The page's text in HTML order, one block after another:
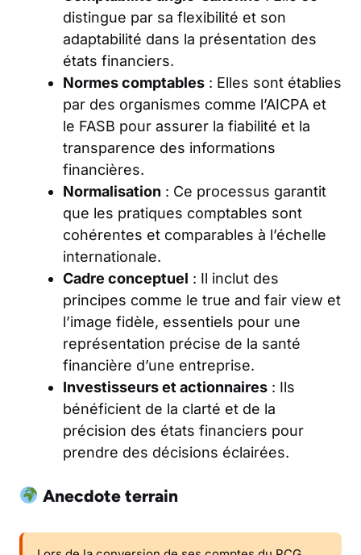
distingue par sa flexibilité et son
adaptabilité dans la présentation des
états financiers.
Normes comptables : Elles sont établies
par des organismes comme l’AICPA et
le FASB pour assurer la fiabilité et la
transparence des informations
financières.
Normalisation : Ce processus garantit
que les pratiques comptables sont
cohérentes et comparables à l’échelle
internationale.
Cadre conceptuel : Il inclut des
principes comme le true and fair view et
l’image fidèle, essentiels pour une
représentation précise de la santé
financière d’une entreprise.
Investisseurs et actionnaires : Ils
bénéficient de la clarté et de la
précision des états financiers pour
prendre des décisions éclairées.
Anecdote terrain